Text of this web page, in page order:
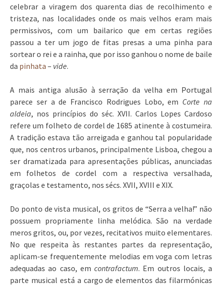
celebrar a viragem dos quarenta dias de recolhimento e
tristeza, nas localidades onde os mais velhos eram mais
permissivos, com um bailarico que em certas regiões
passou a ter um jogo de fitas presas a uma pinha para
sortear o rei e a rainha, que por isso ganhou o nome de baile
da pinhata – vide.
A mais antiga alusão à serração da velha em Portugal
parece ser a de Francisco Rodrigues Lobo, em Corte na
aldeia, nos princípios do séc. XVII. Carlos Lopes Cardoso
refere um folheto de cordel de 1685 atinente à costumeira.
A tradição estava tão arreigada e ganhou tal popularidade
que, nos centros urbanos, principalmente Lisboa, chegou a
ser dramatizada para apresentações públicas, anunciadas
em folhetos de cordel com a respectiva versalhada,
graçolas e testamento, nos sécs. XVII, XVIII e XIX.
Do ponto de vista musical, os gritos de “Serra a velha!” não
possuem propriamente linha melódica. São na verdade
meros gritos, ou, por vezes, recitativos muito elementares.
No que respeita às restantes partes da representação,
aplicam-se frequentemente melodias em voga com letras
adequadas ao caso, em contrafactum. Em outros locais, a
parte musical está a cargo de elementos das filarmónicas